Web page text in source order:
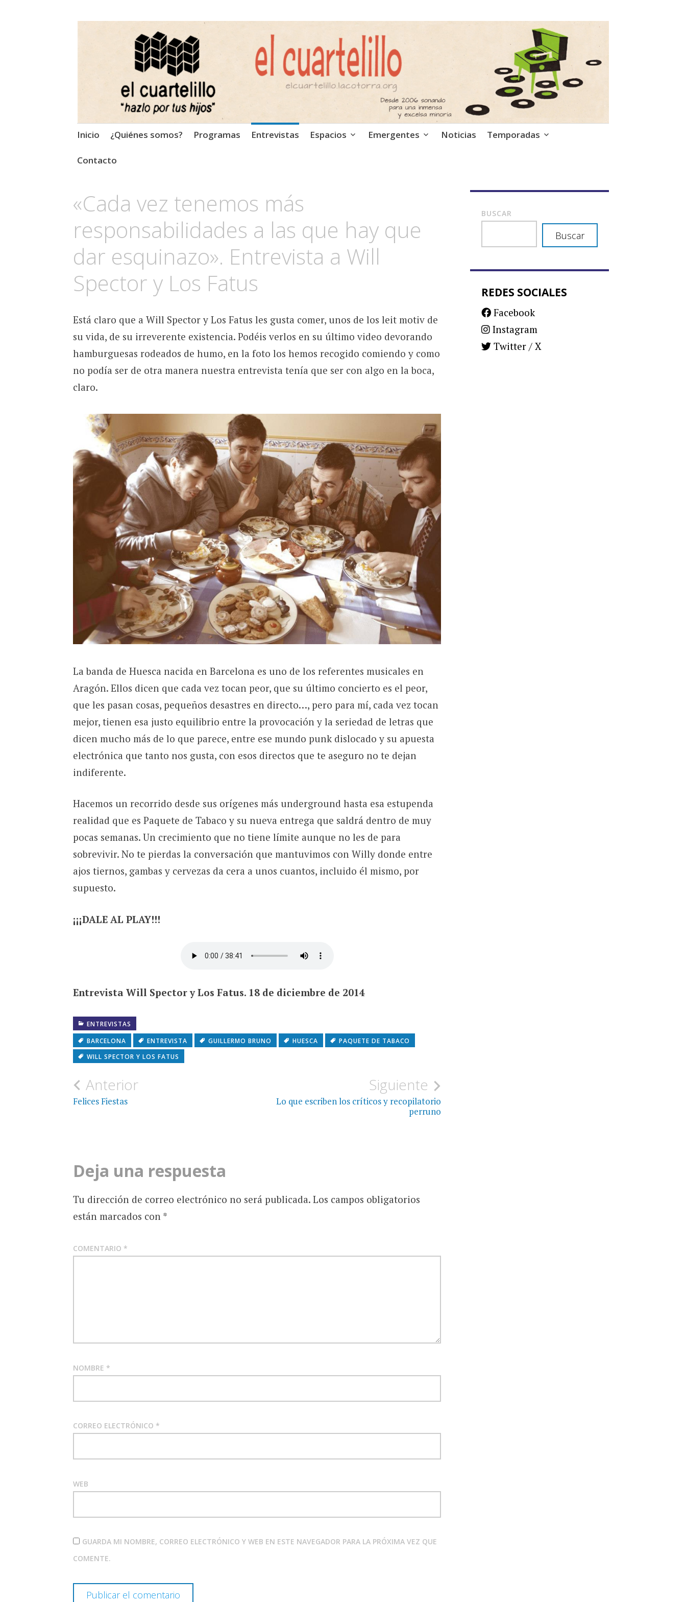
El Cuartelillo
Programa de radio de música independiente. Podcast
Saltar
contenido
Inicio ¿Quiénes somos? Programas Entrevistas Espacios Emergentes Noticias Temporadas
Contacto
«Cada vez tenemos más
responsabilidades a las que hay que
dar esquinazo». Entrevista a Will
Spector y Los Fatus
Está claro que a Will Spector y Los Fatus les gusta comer, unos de los leit motiv de
su vida, de su irreverente existencia. Podéis verlos en su último video devorando
hamburguesas rodeados de humo, en la foto los hemos recogido comiendo y como
no podía ser de otra manera nuestra entrevista tenía que ser con algo en la boca,
claro.
La banda de Huesca nacida en Barcelona es uno de los referentes musicales en
Aragón. Ellos dicen que cada vez tocan peor, que su último concierto es el peor,
que les pasan cosas, pequeños desastres en directo…, pero para mí, cada vez tocan
mejor, tienen esa justo equilibrio entre la provocación y la seriedad de letras que
dicen mucho más de lo que parece, entre ese mundo punk dislocado y su apuesta
electrónica que tanto nos gusta, con esos directos que te aseguro no te dejan
indiferente.
Hacemos un recorrido desde sus orígenes más underground hasta esa estupenda
realidad que es Paquete de Tabaco y su nueva entrega que saldrá dentro de muy
pocas semanas. Un crecimiento que no tiene límite aunque no les de para
sobrevivir. No te pierdas la conversación que mantuvimos con Willy donde entre
ajos tiernos, gambas y cervezas da cera a unos cuantos, incluido él mismo, por
supuesto.
¡¡¡DALE AL PLAY!!!
Entrevista Will Spector y Los Fatus. 18 de diciembre de 2014
ENTREVISTAS
BARCELONA
ENTREVISTA GUILLERMO BRUNO HUESCA
PAQUETE DE TABACO
WILL SPECTOR Y LOS FATUS
Navegación
de
Anterior
Felices Fiestas
Siguiente
Lo que escriben los críticos y recopilatorio
perruno
Deja una respuesta
Tu dirección de correo electrónico no será publicada. Los campos obligatorios
están marcados con *
COMENTARIO *
NOMBRE *
CORREO ELECTRÓNICO *
WEB
GUARDA MI NOMBRE, CORREO ELECTRÓNICO Y WEB EN ESTE NAVEGADOR PARA LA PRÓXIMA VEZ QUE
COMENTE.
BUSCAR
Buscar
REDES SOCIALES
Facebook
Instagram
Twitter / X